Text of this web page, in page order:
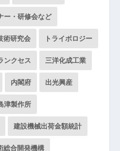
ー・研修会など
術研究会 トライボロジー
ンクセス 三洋化成工業
内閣府 出光興産
津製作所
建設機械出荷金額統計
総合開発機構